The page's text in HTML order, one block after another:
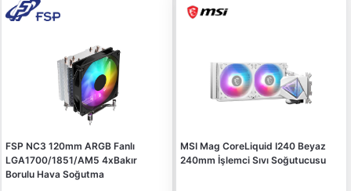
FSP NC3 120mm ARGB Fanlı
LGA1700/1851/AM5 4xBakır
Borulu Hava Soğutma
MSI Mag CoreLiquid I240 Beyaz
240mm İşlemci Sıvı Soğutucusu